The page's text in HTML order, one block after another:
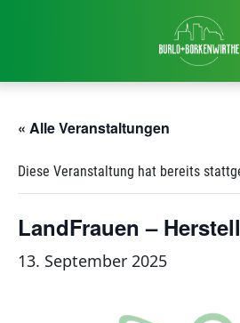
« Alle Veranstaltungen
Diese Veranstaltung hat bereits
LandFrauen –
13. September 2025